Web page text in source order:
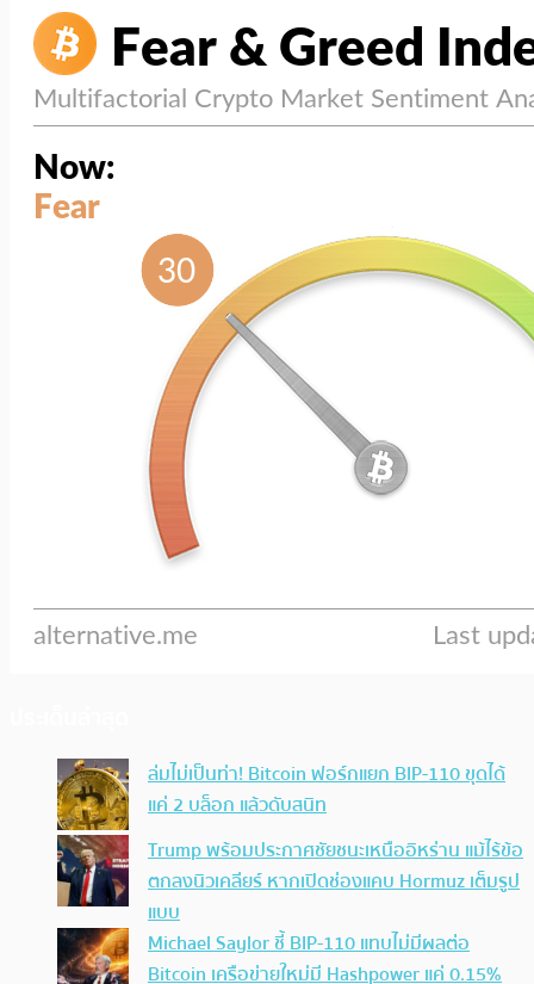
ล่มไม่เป็นท่า! Bitcoin ฟอร์กแยก BIP-110 ขุดได้
แค่ 2 บล็อก แล้วดับสนิท
Trump พร้อมประกาศชัยชนะเหนืออิหร่าน แม้ไร้ข้อ
ตกลงนิวเคลียร์ หากเปิดช่องแคบ Hormuz เต็มรูป
แบบ
Michael Saylor ชี้ BIP-110 แทบไม่มีผลต่อ
Bitcoin เครือข่ายใหม่มี Hashpower แค่ 0.15%